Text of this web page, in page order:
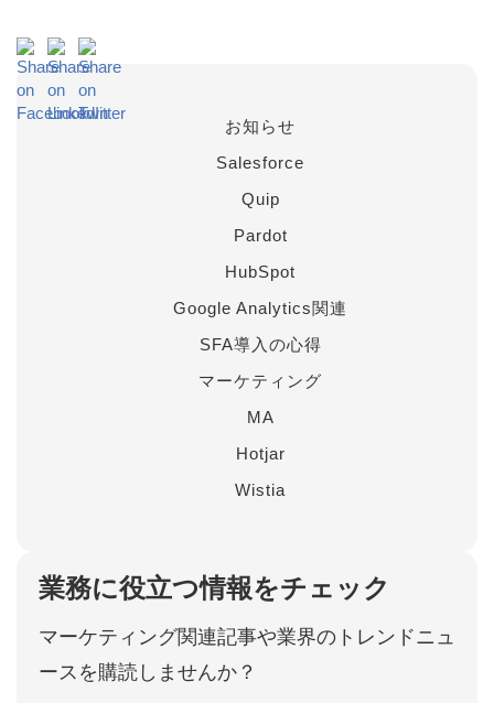
お知らせ
Salesforce
Quip
Pardot
HubSpot
Google Analytics関連
SFA導入の心得
マーケティング
MA
Hotjar
Wistia
業務に役立つ情報をチェック
マーケティング関連記事や業界のトレンドニュ
ースを購読しませんか？